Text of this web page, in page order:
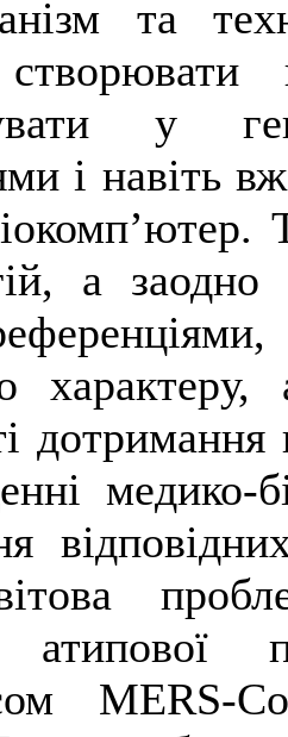
та
у
і навіть
а
дотримання
медико-
атипової